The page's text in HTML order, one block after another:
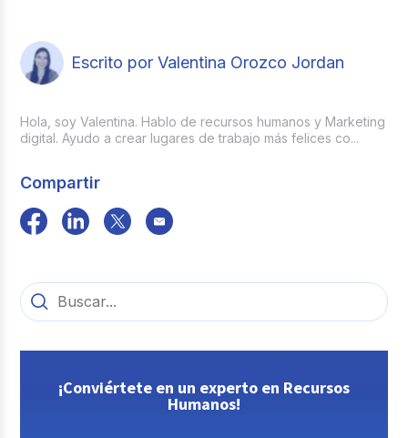
Escrito por Valentina Orozco Jordan
Hola, soy Valentina. Hablo de recursos humanos y Marketing
digital. Ayudo a crear lugares de trabajo más felices co...
Compartir
¡Conviértete en un experto en Recursos
Humanos!